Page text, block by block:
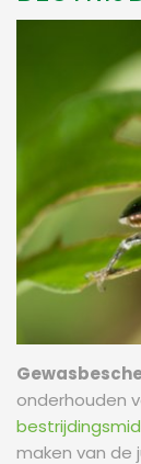
onderhouden
maken van de